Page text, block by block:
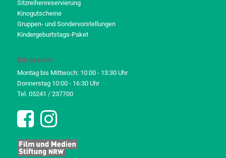
Sitzreihenreservierung
Kinogutscheine
Gruppen- und Sondervorstellungen
Kindergeburtstags-Paket
Bürozeiten
Montag bis Mittwoch: 10:00 - 13:30 Uhr
Donnerstag 10:00 - 16:30 Uhr
Tel. 05241 / 237700